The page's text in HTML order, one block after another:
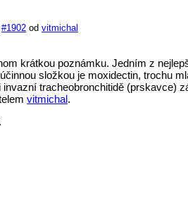
#1902 od vitmichal
krátkou poznámku. Jedním z
složkou je moxidectin, trochu
tracheobronchitidě
vitmichal.